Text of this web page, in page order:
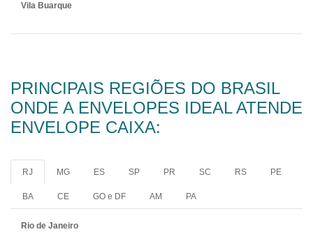
Vila Buarque
PRINCIPAIS REGIÕES DO BRASIL
ONDE A ENVELOPES IDEAL ATENDE
ENVELOPE CAIXA:
RJ MG ES SP PR SC RS PE
BA CE GO e DF AM PA
Rio de Janeiro